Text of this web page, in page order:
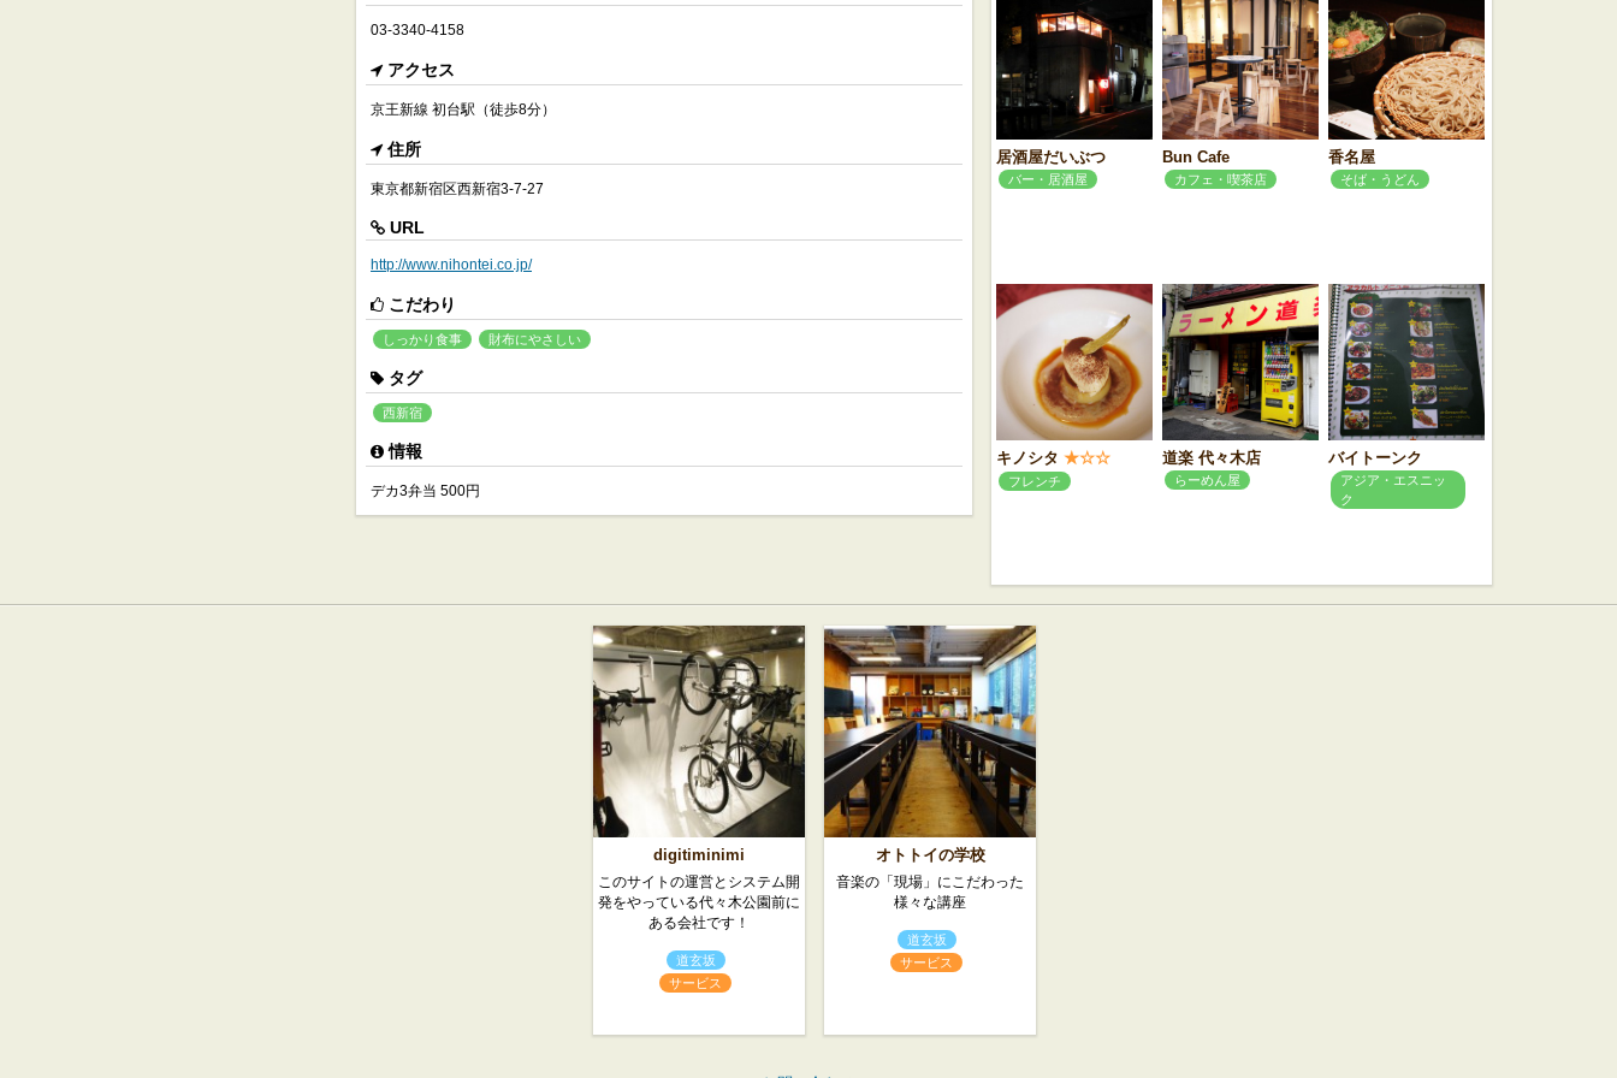
03-3340-4158
アクセス
京王新線 初台駅（徒歩8分）
住所
東京都新宿区西新宿3-7-27
URL
http://www.nihontei.co.jp/
こだわり
しっかり食事 財布にやさしい
タグ
西新宿
情報
デカ3弁当 500円
居酒屋だいぶつ
バー・居酒屋
Bun Cafe
カフェ・喫茶店
香名屋
そば・うどん
キノシタ ★☆☆
フレンチ
道楽 代々木店
らーめん屋
バイトーンク
アジア・エスニッ
ク
digitiminimi
このサイトの運営とシステム開
発をやっている代々木公園前に
ある会社です！
道玄坂
サービス
オトトイの学校
音楽の「現場」にこだわった
様々な講座
道玄坂
サービス